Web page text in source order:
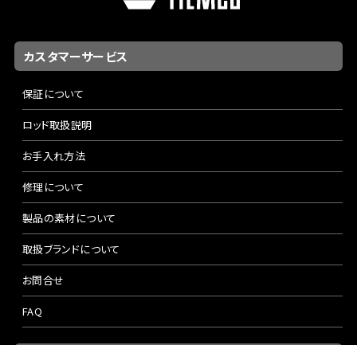
カスタマーサービス
保証について
ロッド取扱説明
お手入れ方法
修理について
製品の素材について
取扱ブランドについて
お問合せ
FAQ